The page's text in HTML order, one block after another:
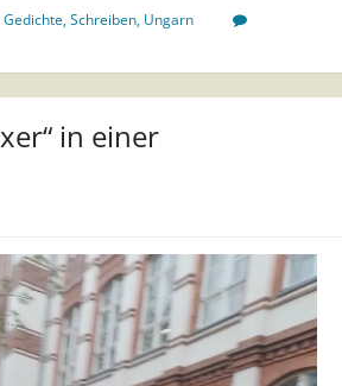
Gedichte,Schreiben, Ungarn
in einer